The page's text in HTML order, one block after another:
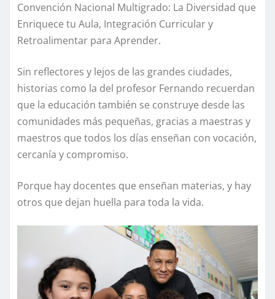
Convención Nacional Multigrado: La Diversidad que
Enriquece tu Aula, Integración Curricular y
Retroalimentar para Aprender.
Sin reflectores y lejos de las grandes ciudades,
historias como la del profesor Fernando recuerdan
que la educación también se construye desde las
comunidades más pequeñas, gracias a maestras y
maestros que todos los días enseñan con vocación,
cercanía y compromiso.
Porque hay docentes que enseñan materias, y hay
otros que dejan huella para toda la vida.